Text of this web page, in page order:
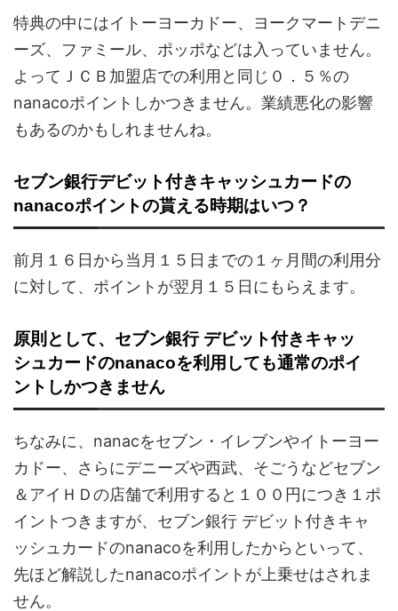
特典の中にはイトーヨーカドー、ヨークマートデニ
ーズ、ファミール、ポッポなどは入っていません。
よってＪＣＢ加盟店での利用と同じ０．５％の
nanacoポイントしかつきません。業績悪化の影響
もあるのかもしれませんね。
セブン銀行デビット付きキャッシュカードの
nanacoポイントの貰える時期はいつ？
前月１６日から当月１５日までの１ヶ月間の利用分
に対して、ポイントが翌月１５日にもらえます。
原則として、セブン銀行 デビット付きキャッ
シュカードのnanacoを利用しても通常のポイ
ントしかつきません
ちなみに、nanacをセブン・イレブンやイトーヨー
カドー、さらにデニーズや西武、そごうなどセブン
＆アイＨＤの店舗で利用すると１００円につき１ポ
イントつきますが、セブン銀行 デビット付きキャ
ッシュカードのnanacoを利用したからといって、
先ほど解説したnanacoポイントが上乗せはされま
せん。